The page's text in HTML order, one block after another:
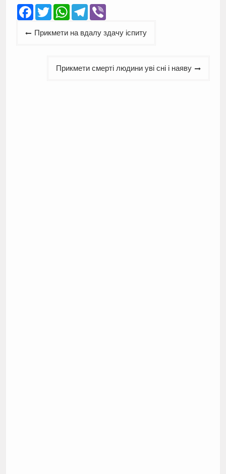
Facebook
TwitterWhatsApp
Telegram
Viber
Навігація
Прикмети на вдалу здачу іспиту
Прикмети смерті людини уві сні і наяву